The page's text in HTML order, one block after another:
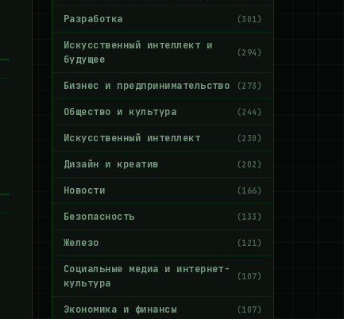
Разработка (301)
Искусственный интеллект и
будущее
(294)
Бизнес и предпринимательство (273)
Общество и культура (244)
Искусственный интеллект (230)
Дизайн и креатив (202)
Новости (166)
Безопасность (133)
Железо (121)
Социальные медиа и интернет-
культура
(107)
Экономика и финансы (107)